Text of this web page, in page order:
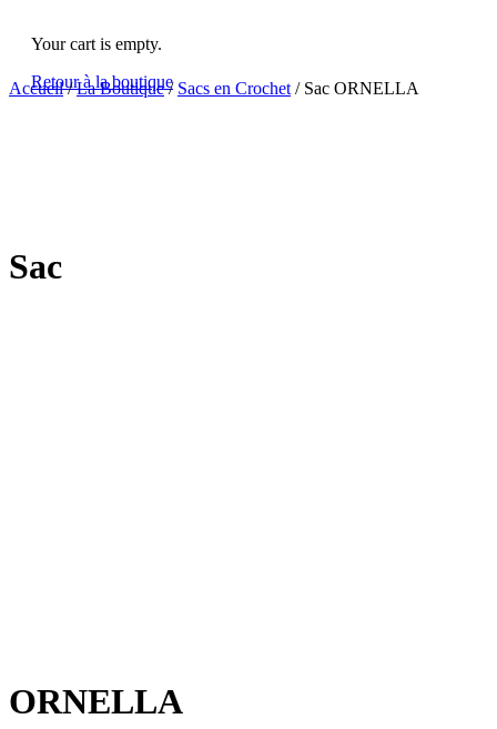
Your cart is empty.
Retour à la boutique
Accueil/La Boutique/ Sacs en Crochet / Sac ORNELLA
Sac
ORNELLA